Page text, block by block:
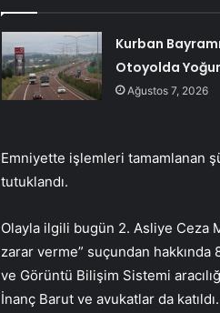
Kurban
Otoyolda
Ağustos 7, 2026
Emniyette işlemleri tamamlanan
tutuklandı.
Olayla ilgili bugün 2. Asliye Ceza
zarar verme” suçundan hakkında
ve Görüntü Bilişim Sistemi
İnanç Barut ve avukatlar da katıldı.